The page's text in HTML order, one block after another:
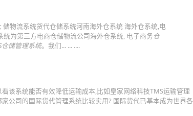
物流系统货代仓储系统河南海外仓系统 海外仓系统,电
为第三方电商仓储物流公司海外仓系统, 电子商务仓
仓储管理系统。我们... ... ....
该系统能否有效降低运输成本,比如皇家网络科技TMS运输管理
公司的国际货代管理系统比较实用? 国际货代已基本成为世界各